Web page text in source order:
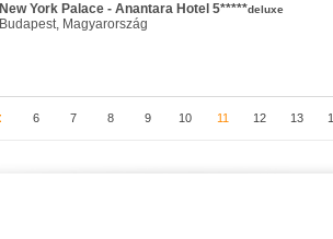
New York Palace - Anantara Hotel 5*****deluxe
Budapest, Magyarország
6 7 8 9 10 11 12 13